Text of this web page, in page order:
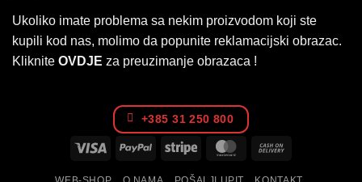
Ukoliko imate problema sa nekim proizvodom koji ste
kupili kod nas, molimo da popunite reklamacijski obrazac.
Kliknite OVDJE za preuzimanje obrazaca !
+385 31 250 800
Visa PayPal Stripe MasterCard